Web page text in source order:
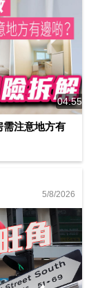
04:55
需注意地方有
5/8/2026